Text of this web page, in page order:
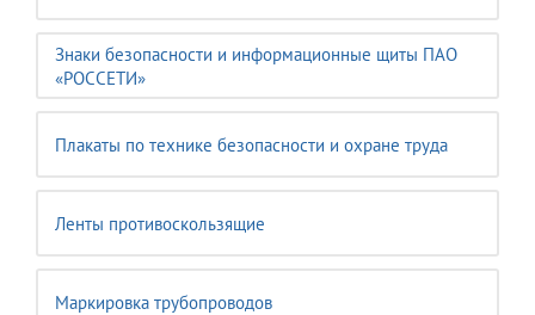
Знаки безопасности и информационные щиты ПАО
«РОССЕТИ»
Плакаты по технике безопасности и охране труда
Ленты противоскользящие
Маркировка трубопроводов